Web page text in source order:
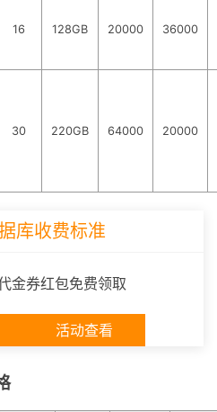
16 128GB 20000 36000
30 220GB 64000 20000
库收费标准
金券红包免费领取
活动查看